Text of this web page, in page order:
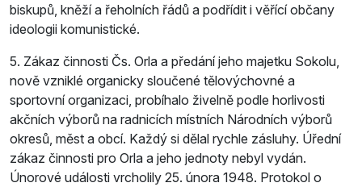
biskupů, kněží a řeholních řádů a podřídit i věřící občany
ideologii komunistické.
5. Zákaz činnosti Čs. Orla a předání jeho majetku Sokolu,
nově vzniklé organicky sloučené tělovýchovné a
sportovní organizaci, probíhalo živelně podle horlivosti
akčních výborů na radnicích místních Národních výborů
okresů, měst a obcí. Každý si dělal rychle zásluhy. Úřední
zákaz činnosti pro Orla a jeho jednoty nebyl vydán.
Únorové události vrcholily 25. února 1948. Protokol o